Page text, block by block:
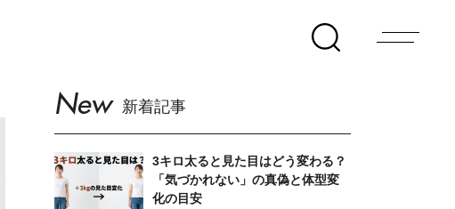
New 新着記事
3キロ太ると見た目はどう変わる？
「気づかれない」の真偽と体型変
化の目安